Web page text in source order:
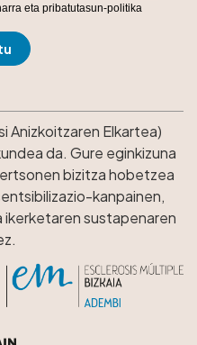
eta pribatutasun-politika
Anizkoitzaren Elkartea)
da. Gure eginkizuna
bizitza hobetzea
kanpainen,
sustapenaren